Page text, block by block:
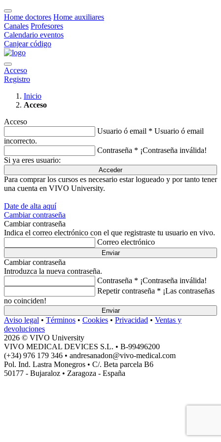
Home doctores Home auxiliares
Canales Profesores
Calendario eventos
Canjear código
Acceso
Registro
Inicio
Acceso
Acceso
Usuario ó email * Usuario ó email
incorrecto.
Contraseña * ¡Contraseña inválida!
Si ya eres usuario:
Acceder
Para comprar los cursos es necesario estar logueado y por tanto tener
una cuenta en VIVO University.
Date de alta aquí
Cambiar contraseña
Cambiar contraseña
Indica el correo electrónico con el que registraste tu usuario en vivo.
Correo electrónico
Enviar
Cambiar contraseña
Introduzca la nueva contraseña.
Contraseña * ¡Contraseña inválida!
Repetir contraseña * ¡Las contraseñas
no coinciden!
Enviar
Aviso legal • Términos • Cookies • Privacidad • Ventas y
devoluciones
2026 © VIVO University
VIVO MEDICAL DEVICES S.L. • B-99496200
(+34) 976 179 346 • andresanadon@vivo-medical.com
Pol. Ind. Lastra Monegros • C/. Beta parcela B6
50177 - Bujaraloz • Zaragoza - España